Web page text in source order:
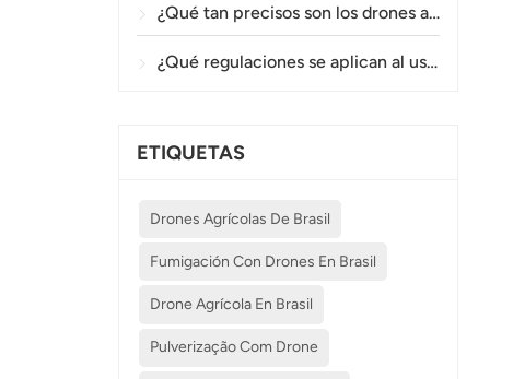
¿Qué tan precisos son los drones agrícolas en la pulverización y el monitoreo de cultivos?
¿Qué regulaciones se aplican al uso de drones agrícolas en diferentes países?
ETIQUETAS
Drones Agrícolas De Brasil
Fumigación Con Drones En Brasil
Drone Agrícola En Brasil
Pulverização Com Drone